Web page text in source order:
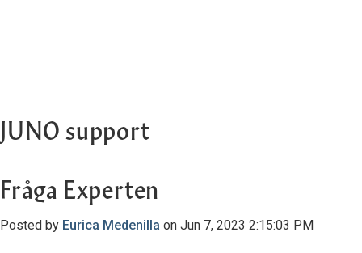
JUNO support
Fråga Experten
Posted by Eurica Medenilla on Jun 7, 2023 2:15:03 PM